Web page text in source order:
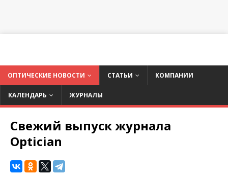
ОПТИЧЕСКИЕ НОВОСТИ СТАТЬИ КОМПАНИИ
КАЛЕНДАРЬ ЖУРНАЛЫ
Свежий выпуск журнала
Optician